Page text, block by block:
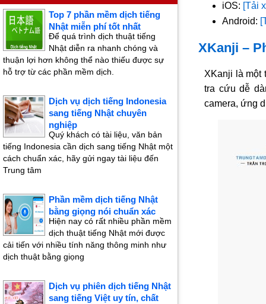
iOS: [Tải
Android:
XKanji –
XKanji là một
tra cứu dễ
camera, ứng
Top 7 phần mềm dịch tiếng
Nhật miễn phí tốt nhất
Để quá trình dịch thuật tiếng
Nhật diễn ra nhanh chóng và
thuận lợi hơn không thể nào thiếu được sự
hỗ trợ từ các phần mềm dịch.
Dịch vụ dịch tiếng Indonesia
sang tiếng Nhật chuyên
nghiệp
Quý khách có tài liệu, văn bản
tiếng Indonesia cần dịch sang tiếng Nhật một
cách chuẩn xác, hãy gửi ngay tài liệu đến
Trung tâm
Phần mềm dịch tiếng Nhật
bằng giọng nói chuẩn xác
Hiện nay có rất nhiều phần mềm
dịch thuật tiếng Nhật mới được
cải tiến với nhiều tính năng thông minh như
dịch thuật bằng giọng
Dịch vụ phiên dịch tiếng Nhật
sang tiếng Việt uy tín, chất